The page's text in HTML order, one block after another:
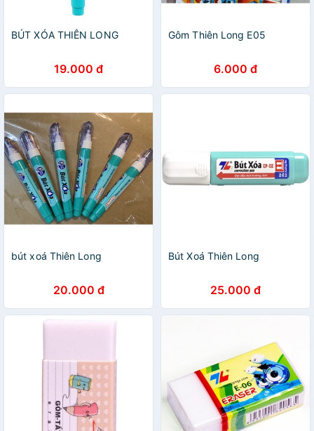
BÚT XÓA THIÊN LONG
19.000 đ
Gôm Thiên Long E05
6.000 đ
bút xoá Thiên Long
20.000 đ
Bút Xoá Thiên Long
25.000 đ